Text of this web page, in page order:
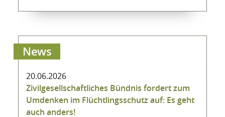
News
20.06.2026
Zivilgesellschaftliches Bündnis fordert zum
Umdenken im Flüchtlingsschutz auf: Es geht
auch anders!